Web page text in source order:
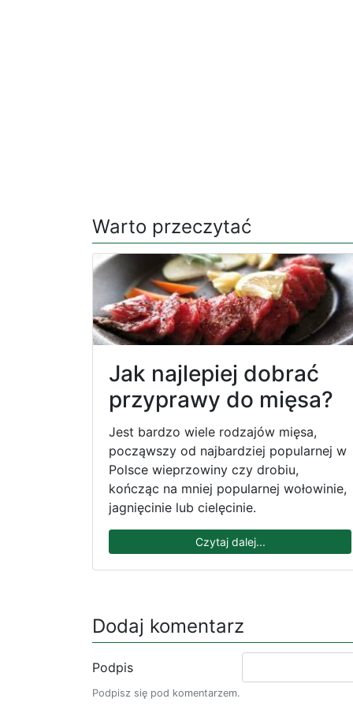
Warto przeczytać
Jak najlepiej dobrać
przyprawy do mięsa?
Jest bardzo wiele rodzajów mięsa,
począwszy od najbardziej popularnej w
Polsce wieprzowiny czy drobiu,
kończąc na mniej popularnej wołowinie,
jagnięcinie lub cielęcinie.
Czytaj dalej...
Dodaj komentarz
Podpis
Podpisz się pod komentarzem.